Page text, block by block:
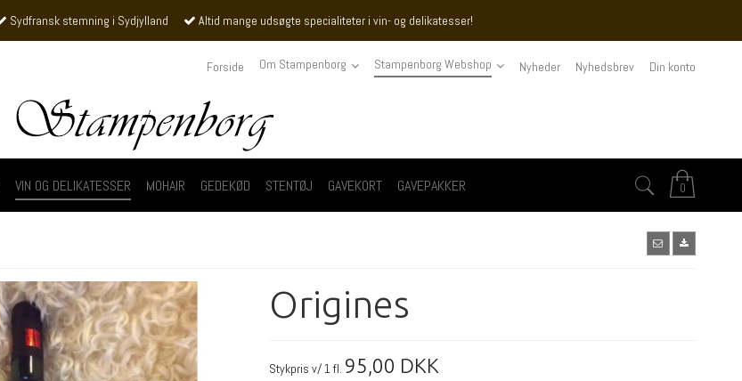
Sydfransk stemning i Sydjylland Altid mange udsøgte specialiteter i vin- og delikatesser!
Forside Om Stampenborg Stampenborg Webshop Nyheder Nyhedsbrev Din konto
0
VIN OG DELIKATESSER MOHAIR GEDEKØD STENTØJ GAVEKORT GAVEPAKKER
Origines
Stykpris v/ 1 fl. 95,00 DKK